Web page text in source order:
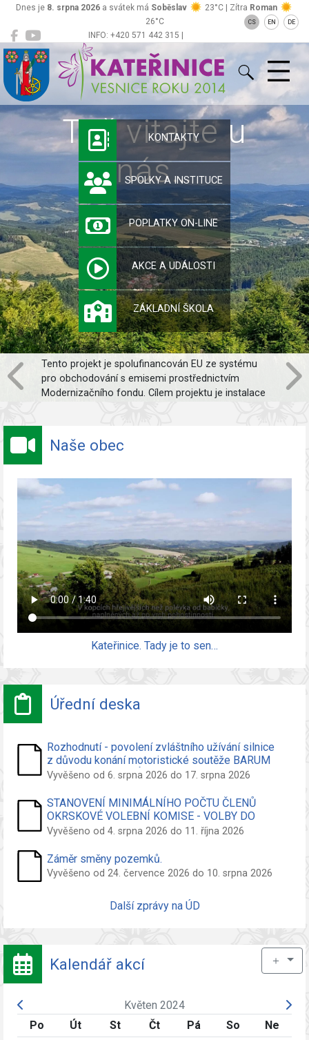
INFO: +420 571 442 315 |
ou@obeckaterinice.cz
Dnes je 8. srpna 2026 a svátek má Soběslav 23°C | Zítra Roman
26°C
CS EN DE
Kateřinice
Tož vitajte u
nás…
KONTAKTY
SPOLKY A INSTITUCE
POPLATKY ON-LINE
AKCE A UDÁLOSTI
ZÁKLADNÍ ŠKOLA
Tento projekt je spolufinancován EU ze systému
pro obchodování s emisemi prostřednictvím
Modernizačního fondu. Cílem projektu je instalace
Naše obec
Kateřinice. Tady je to sen…
Úřední deska
Rozhodnutí - povolení zvláštního užívání silnice
z důvodu konání motoristické soutěže BARUM
CZECH RALLYE ZLÍN 16.8.2026
Vyvěšeno od 6. srpna 2026 do 17. srpna 2026
STANOVENÍ MINIMÁLNÍHO POČTU ČLENŮ
OKRSKOVÉ VOLEBNÍ KOMISE - VOLBY DO
ZASTUPITELSTVA OBCE
Vyvěšeno od 4. srpna 2026 do 11. října 2026
Záměr směny pozemků.
Vyvěšeno od 24. července 2026 do 10. srpna 2026
Další zprávy na ÚD
Kalendář akcí ＋
Květen 2024
Po
Út St Čt Pá So
Ne